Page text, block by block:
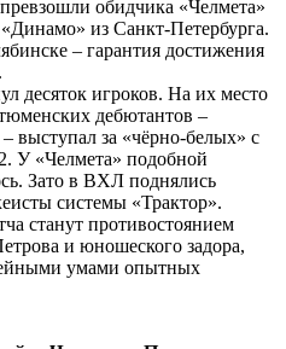
обидчика «Челмета»
из Санкт-Петербурга.
– гарантия достижения
десяток игроков. На их место
дебютантов –
выступал за «чёрно-белых» с
У «Челмета» подобной
Зато в ВХЛ поднялись
системы «Трактор».
станут противостоянием
и юношеского задора,
умами опытных